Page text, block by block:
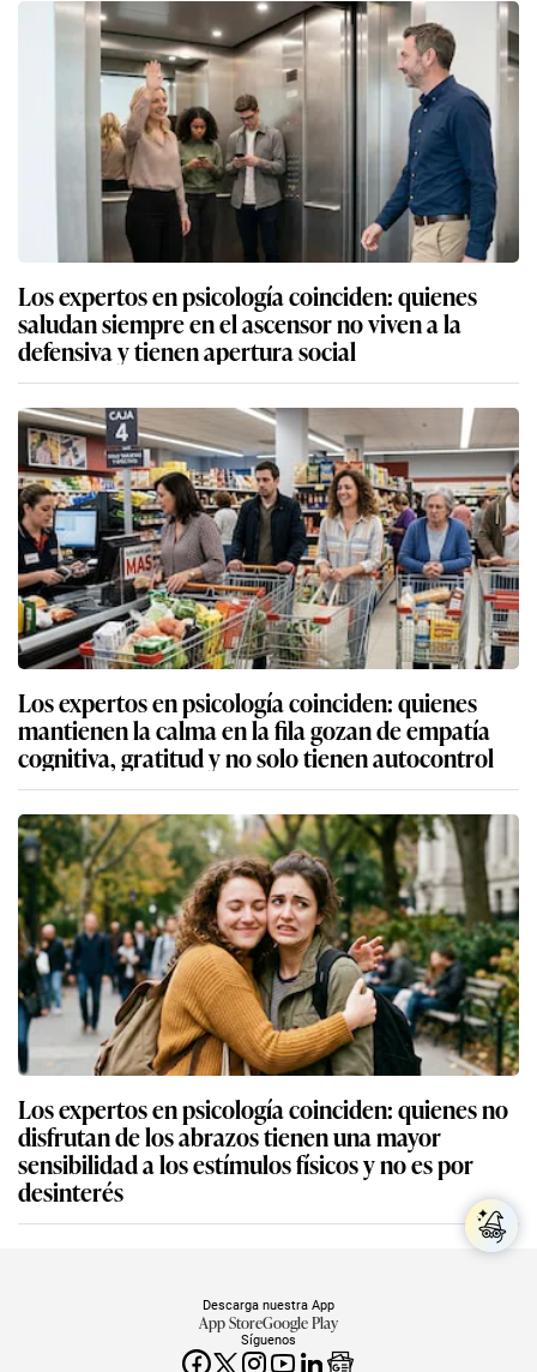
Los expertos en psicología coinciden: quienes
saludan siempre en el ascensor no viven a la
defensiva y tienen apertura social
Los expertos en psicología coinciden: quienes
mantienen la calma en la fila gozan de empatía
cognitiva, gratitud y no solo tienen autocontrol
Los expertos en psicología coinciden: quienes no
disfrutan de los abrazos tienen una mayor
sensibilidad a los estímulos físicos y no es por
desinterés
Síguenos
Descarga nuestra App
App StoreGoogle Play